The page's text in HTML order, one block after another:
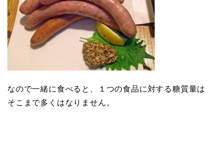
なので一緒に食べると、１つの食品に対する糖質量は
そこまで多くはなりません。